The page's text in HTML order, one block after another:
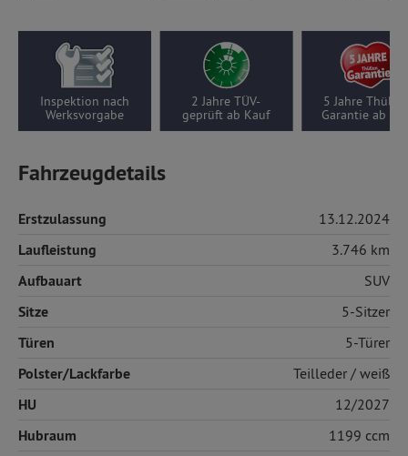
2 Jahre TÜV-
geprüft ab Kauf
5 Jahre Thüllen-
Garantie ab Kauf
Wenigfahrer-Auto,
3746 km pro Jahr
Fahrzeugdetails
Erstzulassung 13.12.2024
Laufleistung 3.746 km
Aufbauart SUV
Sitze 5-Sitzer
Türen 5-Türer
Polster/Lackfarbe Teilleder / weiß
HU 12/2027
Hubraum 1199 ccm